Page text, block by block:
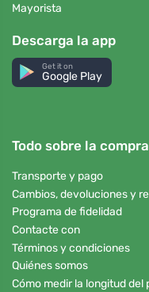
Mayorista
Descarga la app
Get it on
Google Play
Todo sobre la compra
Transporte y pago
Cambios, devoluciones y
Programa de fidelidad
Contacte con
Términos y condiciones
Quiénes somos
Cómo medir la longitud del